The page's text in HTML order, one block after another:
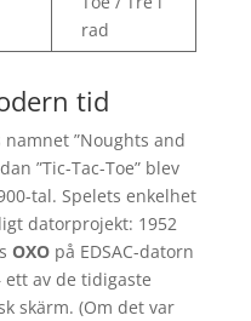
rad
tid
”Noughts and
”Tic-Tac-Toe” blev
tal. Spelets enkelhet
datorprojekt: 1952
OXOpå EDSAC-datorn
av de tidigaste
skärm. (Om det var